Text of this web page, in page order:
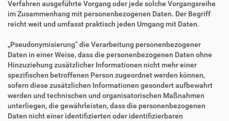
Verfahren ausgeführte Vorgang oder jede solche Vorgangsreihe
im Zusammenhang mit personenbezogenen Daten. Der Begriff
reicht weit und umfasst praktisch jeden Umgang mit Daten.
„Pseudonymisierung“ die Verarbeitung personenbezogener
Daten in einer Weise, dass die personenbezogenen Daten ohne
Hinzuziehung zusätzlicher Informationen nicht mehr einer
spezifischen betroffenen Person zugeordnet werden können,
sofern diese zusätzlichen Informationen gesondert aufbewahrt
werden und technischen und organisatorischen Maßnahmen
unterliegen, die gewährleisten, dass die personenbezogenen
Daten nicht einer identifizierten oder identifizierbaren